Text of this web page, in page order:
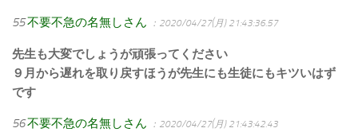
55不要不急の名無しさん ：2020/04/27(月) 21:43:36.57
先生も大変でしょうが頑張ってください
９月から遅れを取り戻すほうが先生にも生徒にもキツいはず
です
56不要不急の名無しさん ：2020/04/27(月) 21:43:42.43